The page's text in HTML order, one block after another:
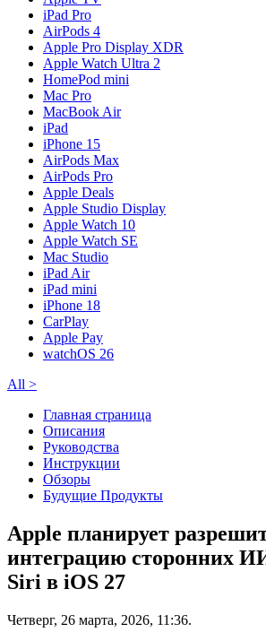
iPad Pro
AirPods 4
Apple Pro Display XDR
Apple Watch Ultra 2
HomePod mini
Mac Pro
MacBook Air
iPad
iPhone 15
AirPods Max
AirPods Pro
Apple Deals
Apple Studio Display
Apple Watch 10
Apple Watch SE
Mac Studio
iPad Air
iPad mini
iPhone 18
CarPlay
Apple Pay
watchOS 26
All >
Главная страница
Описания
Руководства
Инструкции
Обзоры
Будущие Продукты
Apple планирует
интеграцию сторонних
Siri в iOS 27
Четверг, 26 марта, 2026, 11:36.